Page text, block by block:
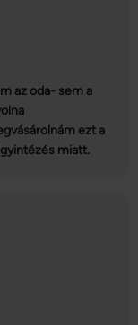
az oda- sem a
ezt a
miatt.